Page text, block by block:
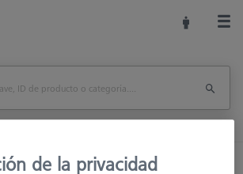
de la máquina
de la privacidad